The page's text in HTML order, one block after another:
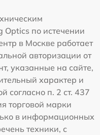
Optics по истечении
в Москве работает
авторизации от
указанные на сайте,
характер и
согласно п. 2 ст. 437
торговой марки
в информационных
техники, с